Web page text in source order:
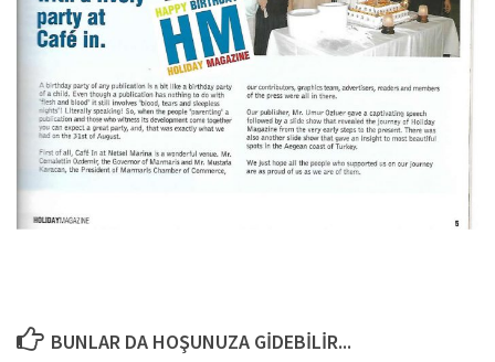
BUNLAR DA HOŞUNUZA GIDEBILIR...